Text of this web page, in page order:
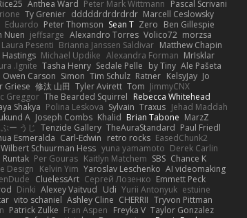
Anthea Ward Peter Mark Wittmann Pascal Scrivani
Ty Grenier dddddrdrdrdrdr Marcell Ceslowsky
Eduardo Peter Thomson Sean T Zero Ben Gillespie
Nuen jeffsarge Alexandro Torres Volico72 morzsa
Laura Pesenti Brianna Janssen Saldivar Matthew Chapin
Hastings Michael Updike Alexandra Forman MrIsklar
.Ignite Tasha Henry Sedale Pelle by Tiny Ale Pašeta
Owen Carson Simon Tim Schulz Ratner KelsyJay Jo
Griese 修汰 山田 Tyler Avirett Tom JimmyCNX
Greggor The Bearded Squirrel Rebecca Whitehead
Shakya Polina Leskova Sylvain Traxus Jehad Maddah
A Joseph Combs Khalid Brian Tabone MarzZ
ぶー うじ Tenzide Gallery TheAuraStandard Paul Friedl
Esmeralda Carl-Edwin retro rocks EasedChunk2
Wilbert Schuurman Hess yuna yamamoto Derek Carlin
Runtak Per Gouras Kaitlyn Matchem SBS Chance K
Design Kelvin Yim Yaroslav Leschenko AI videomaking
CluelessArt Cергей Лозенко Emmett Peck
Dinki Alexey Vaitvud Udi Yurii Antonyuk estuine
vito schaniel Ashley Cline CHERRII Tryvon Pittman
Patrick Zulke Fran Aspen Freyka V Taylor Gonzalez